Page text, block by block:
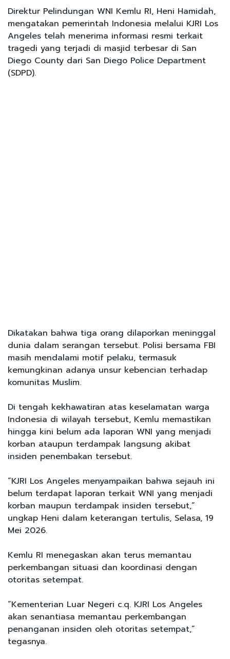
Direktur Pelindungan WNI Kemlu RI, Heni Hamidah,
mengatakan pemerintah Indonesia melalui KJRI Los
Angeles telah menerima informasi resmi terkait
tragedi yang terjadi di masjid terbesar di San
Diego County dari San Diego Police Department
(SDPD).
Dikatakan bahwa tiga orang dilaporkan meninggal
dunia dalam serangan tersebut. Polisi bersama FBI
masih mendalami motif pelaku, termasuk
kemungkinan adanya unsur kebencian terhadap
komunitas Muslim.
Di tengah kekhawatiran atas keselamatan warga
Indonesia di wilayah tersebut, Kemlu memastikan
hingga kini belum ada laporan WNI yang menjadi
korban ataupun terdampak langsung akibat
insiden penembakan tersebut.
“KJRI Los Angeles menyampaikan bahwa sejauh ini
belum terdapat laporan terkait WNI yang menjadi
korban maupun terdampak insiden tersebut,”
ungkap Heni dalam keterangan tertulis, Selasa, 19
Mei 2026.
Kemlu RI menegaskan akan terus memantau
perkembangan situasi dan koordinasi dengan
otoritas setempat.
“Kementerian Luar Negeri c.q. KJRI Los Angeles
akan senantiasa memantau perkembangan
penanganan insiden oleh otoritas setempat,”
tegasnya.